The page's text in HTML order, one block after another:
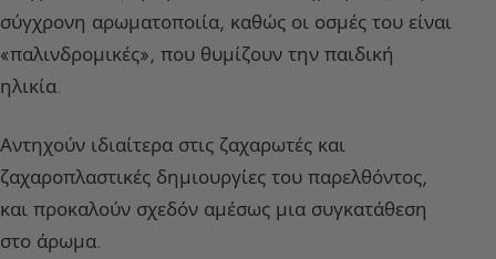
σύγχρονη αρωματοποιία, καθώς οι οσμές του είναι
«παλινδρομικές», που θυμίζουν την παιδική
ηλικία.
Αντηχούν ιδιαίτερα στις ζαχαρωτές και
ζαχαροπλαστικές δημιουργίες του παρελθόντος,
και προκαλούν σχεδόν αμέσως μια συγκατάθεση
στο άρωμα.